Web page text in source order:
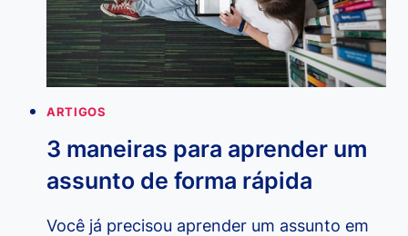
TÉCNICO?
ARTIGOS
3 maneiras para aprender um
assunto de forma rápida
Você já precisou aprender um assunto em